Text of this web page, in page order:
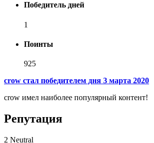
Победитель дней
1
Поинты
925
crow стал победителем дня 3 марта 2020
crow имел наиболее популярный контент!
Репутация
2 Neutral